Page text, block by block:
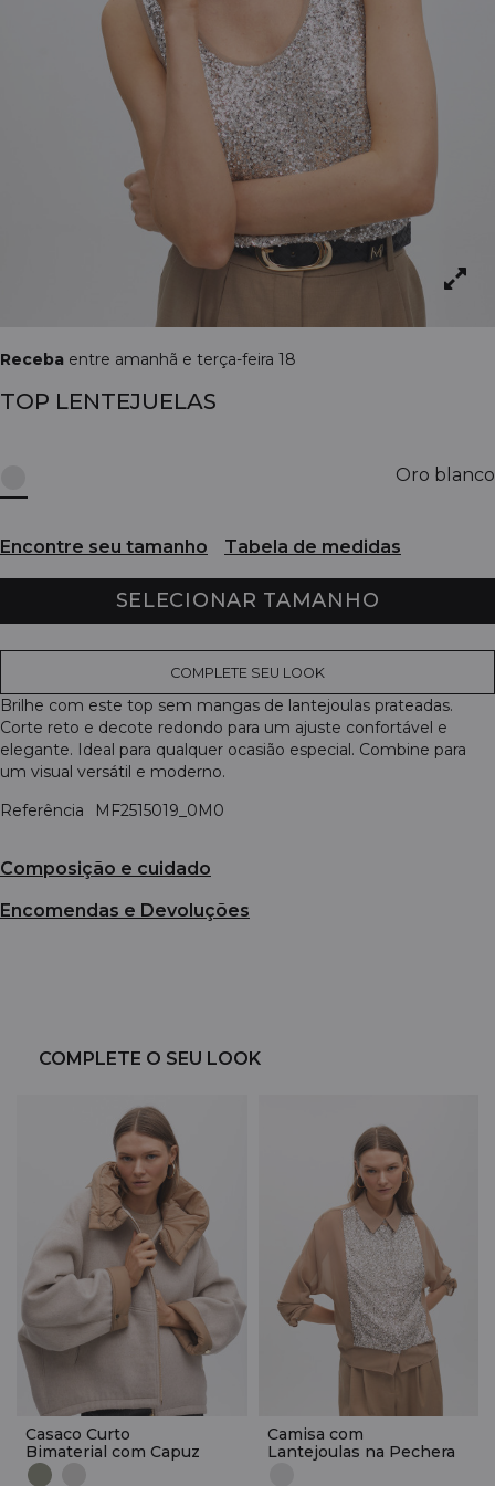
Receba entre amanhã e terça-feira 18
TOP LENTEJUELAS
Oro blanco
Encontre seu tamanho Tabela de medidas
SELECIONAR TAMANHO
COMPLETE SEU LOOK
Brilhe com este top sem mangas de lantejoulas prateadas.
Corte reto e decote redondo para um ajuste confortável e
elegante. Ideal para qualquer ocasião especial. Combine para
um visual versátil e moderno.
Referência
MF2515019_0M0
Composição e cuidado
Encomendas e Devoluções
COMPLETE O SEU LOOK
Casaco Curto
Bimaterial com Capuz
Camisa com
Lantejoulas na Pechera